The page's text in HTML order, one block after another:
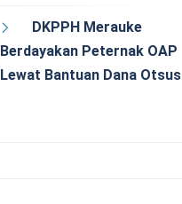
DKPPH Merauke
Berdayakan Peternak OAP
Lewat Bantuan Dana Otsus